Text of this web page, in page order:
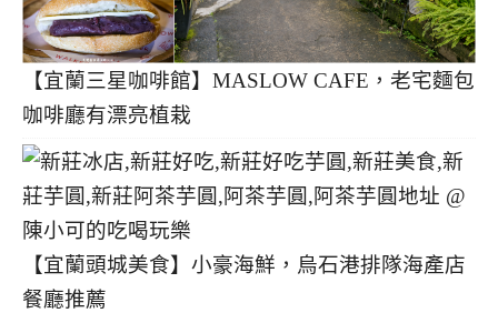
【宜蘭三星咖啡館】MASLOW CAFE，老宅麵包
咖啡廳有漂亮植栽
【宜蘭頭城美食】小豪海鮮，烏石港排隊海產店
餐廳推薦